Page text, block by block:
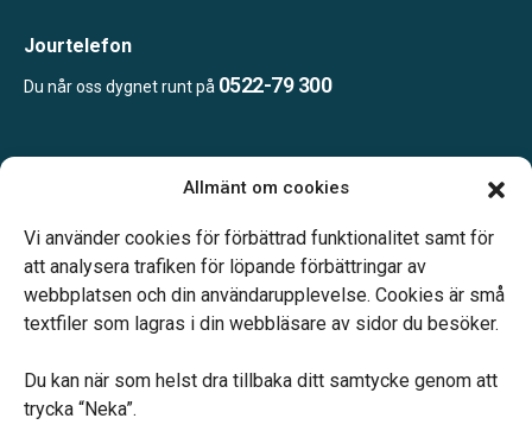
Allmänt om cookies
Vi använder cookies för förbättrad funktionalitet samt för
att analysera trafiken för löpande förbättringar av
webbplatsen och din användarupplevelse. Cookies är små
textfiler som lagras i din webbläsare av sidor du besöker.
Du kan när som helst dra tillbaka ditt samtycke genom att
trycka “Neka”.
Jourtelefon
Du når oss dygnet runt på 0522-79 300
Telefonjour dygnet runt.
Vårt systerbolag Verahill hjälper dig med familjejuridiken –